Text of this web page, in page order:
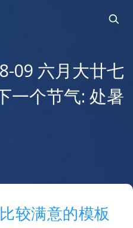
09 六月大廿七
一个节气: 处暑
较满意的模板